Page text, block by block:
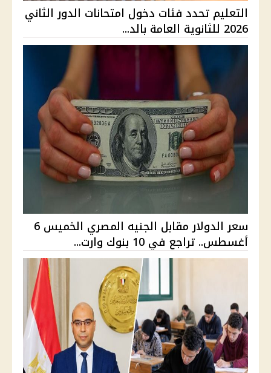
التعليم تحدد فئات دخول امتحانات الدور الثاني
2026 للثانوية العامة بالد...
سعر الدولار مقابل الجنيه المصري الخميس 6
أغسطس.. تراجع في 10 بنوك وارت...